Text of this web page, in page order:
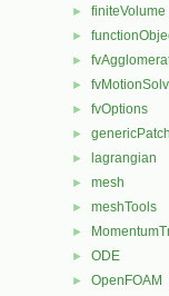
► finiteVolume
►
►
►
► fvOptions
►
► lagrangian
► mesh
► meshTools
►
► ODE
► OpenFOAM